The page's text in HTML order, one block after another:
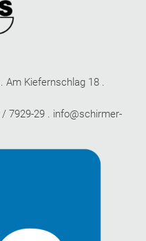
Am Kiefernschlag 18 .
7929-29 . info@schirmer-